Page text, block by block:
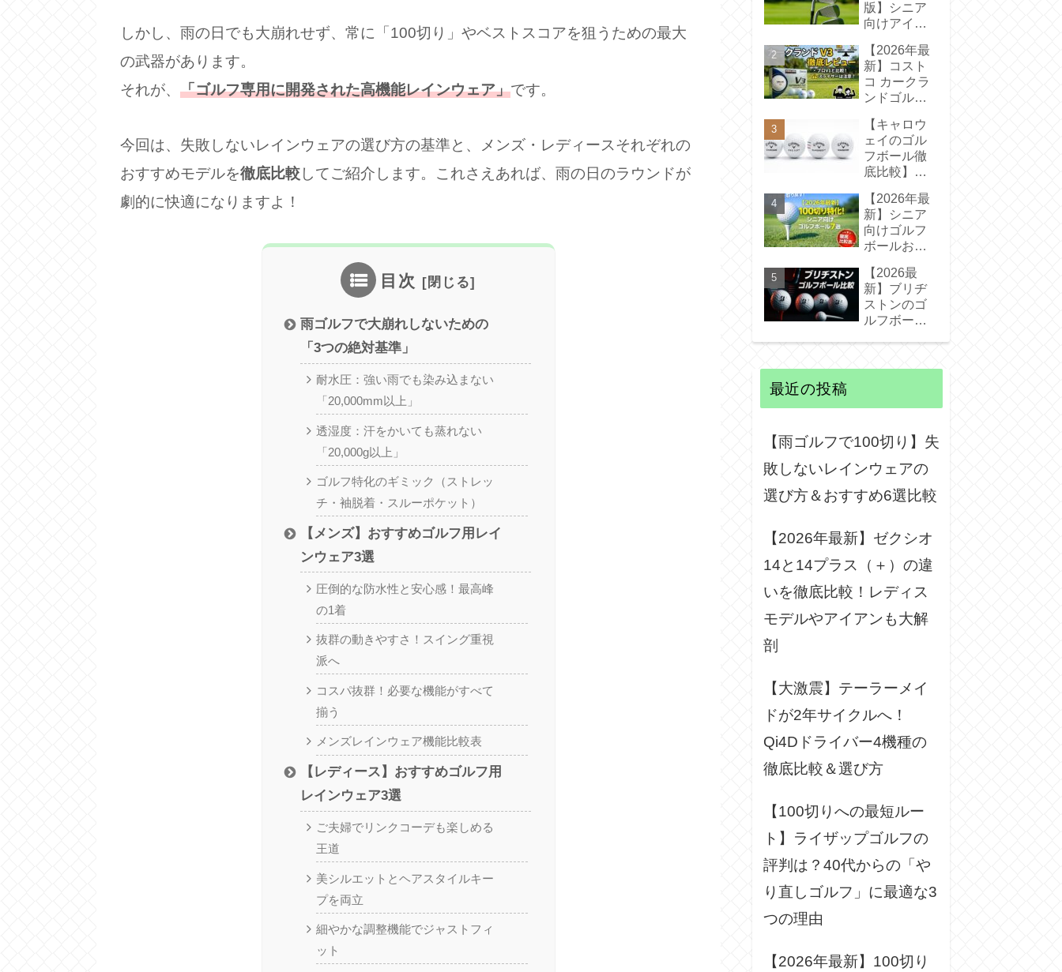
しかし、雨の日でも大崩れせず、常に「100切り」やベストスコアを狙うための最大
の武器があります。
それが、 「ゴルフ専用に開発された高機能レインウェア」です。
今回は、失敗しないレインウェアの選び方の基準と、メンズ・レディースそれぞれの
おすすめモデルを徹底比較してご紹介します。これさえあれば、雨の日のラウンドが
劇的に快適になりますよ！
目次
雨ゴルフで大崩れしないための
「3つの絶対基準」
耐水圧：強い雨でも染み込まない
「20,000mm以上」
透湿度：汗をかいても蒸れない
「20,000g以上」
ゴルフ特化のギミック（ストレッ
チ・袖脱着・スルーポケット）
【メンズ】おすすめゴルフ用レイ
ンウェア3選
圧倒的な防水性と安心感！最高峰
の1着
抜群の動きやすさ！スイング重視
派へ
コスパ抜群！必要な機能がすべて
揃う
メンズレインウェア機能比較表
【レディース】おすすめゴルフ用
レインウェア3選
ご夫婦でリンクコーデも楽しめる
王道
美シルエットとヘアスタイルキー
プを両立
細やかな調整機能でジャストフィ
ット
版】シニア
向けアイア
選｜飛距離
が落ちな
い！疲れな
い！後悔し
ない選び方
【2026年最
新】コスト
コ カークラ
ンドゴルフ
底レビュ
ー！プロV1
との違いや
スライサー
への適性を
解説
【キャロウ
ェイのゴル
フボール徹
底比較】初
者まで分か
る選び方と
おすすめモ
デル
【2026年最
新】シニア
向けゴルフ
ボールおす
距離を取り
戻して100切
りを目指そ
う
【2026最
新】ブリヂ
ストンのゴ
ルフボール
選び方とお
最近の投稿
【雨ゴルフで100切り】失
敗しないレインウェアの
選び方＆おすすめ6選比較
【2026年最新】ゼクシオ
14と14プラス（＋）の違
いを徹底比較！レディス
モデルやアイアンも大解
剖
【大激震】テーラーメイ
ドが2年サイクルへ！
Qi4Dドライバー4機種の
徹底比較＆選び方
【100切りへの最短ルー
ト】ライザップゴルフの
評判は？40代からの「や
り直しゴルフ」に最適な3
つの理由
【2026年最新】100切り